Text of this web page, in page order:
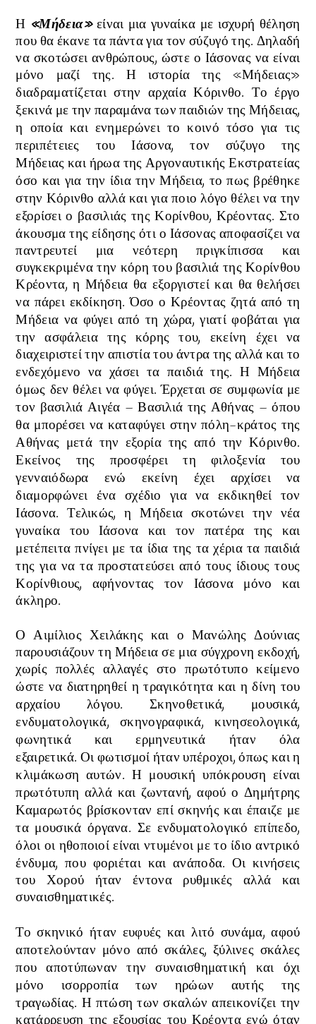
Η «Μήδεια»είναι μια γυναίκα με ισχυρή θέληση
που θα έκανε τα πάντα για τον σύζυγό της. Δηλαδή
να σκοτώσει ανθρώπους, ώστε ο Ιάσονας να είναι
μόνο μαζί της. Η ιστορία της «Μήδειας»
διαδραματίζεται στην αρχαία Κόρινθο.Το έργο
ξεκινά με την παραμάνα των παιδιών της Μήδειας,
η οποία και ενημερώνει το κοινό τόσο για τις
περιπέτειες του Ιάσονα, τον σύζυγο της
Μήδειαςκαι ήρωα της Αργοναυτικής Εκστρατείας
όσο και για την ίδια την Μήδεια, το πως βρέθηκε
στην Κόρινθο αλλά και για ποιο λόγο θέλει να την
εξορίσει ο βασιλιάς της Κορίνθου, Κρέοντας. Στο
άκουσμα της είδησης ότι ο Ιάσοναςαποφασίζει να
παντρευτεί μια νεότερη πριγκίπισσα και
συγκεκριμένα την κόρη του βασιλιά της Κορίνθου
Κρέοντα,η Μήδεια θα εξοργιστεί και θα θελήσει
να πάρει εκδίκηση.Όσο ο Κρέοντας ζητά από τη
Μήδεια να φύγει από τη χώρα,γιατί φοβάται για
την ασφάλεια της κόρης του, εκείνη έχει να
διαχειριστεί την απιστία του άντρα της αλλά και το
ενδεχόμενο να χάσει τα παιδιά της. Η Μήδεια
όμως δεν θέλει να φύγει. Έρχεται σε συμφωνία με
τον βασιλιά Αιγέα – Βασιλιά της Αθήνας – όπου
θα μπορέσει να καταφύγει στην πόλη-κράτος της
Αθήνας μετά την εξορία της από την Κόρινθο.
Εκείνος της προσφέρει τη φιλοξενία του
γενναιόδωρα ενώ εκείνη έχει αρχίσει να
διαμορφώνει ένα σχέδιο για να εκδικηθεί τον
Ιάσονα.Τελικώς, η Μήδεια σκοτώνει την νέα
γυναίκα του Ιάσονα και τον πατέρα της και
μετέπειτα πνίγει με τα ίδια της τα χέρια τα παιδιά
τηςγια να τα προστατεύσει από τους ίδιους τους
Κορίνθιους, αφήνοντας τον Ιάσονα μόνο και
άκληρο.
Ο Αιμίλιος Χειλάκης και ο Μανώλης Δούνιας
παρουσιάζουν τη Μήδεια σε μια σύγχρονη εκδοχή,
χωρίς πολλές αλλαγές στο πρωτότυπο κείμενο
ώστε να διατηρηθεί ητραγικότητα και η δίνη του
αρχαίου λόγου.Σκηνοθετικά, μουσικά,
ενδυματολογικά, σκηνογραφικά, κινησεολογικά,
φωνητικά και ερμηνευτικά ήταν όλα
εξαιρετικά.Οι φωτισμοί ήταν υπέροχοι, όπως και η
κλιμάκωση αυτών. Η μουσική υπόκρουση είναι
πρωτότυπη αλλά και ζωντανή, αφού οΔημήτρης
Καμαρωτός βρίσκονταν επί σκηνής και έπαιζε με
τα μουσικά όργανα. Σε ενδυματολογικό επίπεδο,
όλοι οι ηθοποιοί είναι ντυμένοι με το ίδιο αντρικό
ένδυμα, που φοριέται και ανάποδα. Οι κινήσεις
του Χορού ήταν έντονα ρυθμικές αλλά και
συναισθηματικές.
Το σκηνικό ήταν ευφυές και λιτό συνάμα, αφού
αποτελούνταν μόνο από σκάλες, ξύλινες σκάλες
που αποτύπωναν την συναισθηματική και όχι
μόνο ισορροπία των ηρώων αυτής της
τραγωδίας. Η πτώση των σκαλών απεικονίζει την
κατάρρευση της εξουσίας του Κρέοντα ενώ όταν